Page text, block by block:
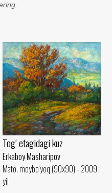
Tog‘ etagidagi kuz
Erkaboy Masharipov
Mato, moybo‘yoq (90x90) - 2009
yil